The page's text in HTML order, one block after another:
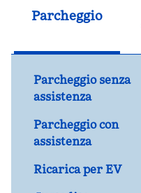
Parcheggio
Parcheggio senza
assistenza
Parcheggio con
assistenza
Ricarica per EV